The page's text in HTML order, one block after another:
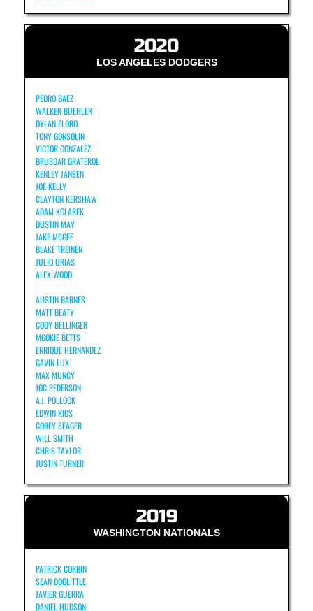
2020
LOS ANGELES DODGERS
PEDRO BAEZ
WALKER BUEHLER
DYLAN FLORO
TONY GONSOLIN
VICTOR GONZALEZ
BRUSDAR GRATEROL
KENLEY JANSEN
JOE KELLY
CLAYTON KERSHAW
ADAM KOLAREK
DUSTIN MAY
JAKE MCGEE
BLAKE TREINEN
JULIO URIAS
ALEX WOOD
AUSTIN BARNES
MATT BEATY
CODY BELLINGER
MOOKIE BETTS
ENRIQUE HERNANDEZ
GAVIN LUX
MAX MUNCY
JOC PEDERSON
A.J. POLLOCK
EDWIN RIOS
COREY SEAGER
WILL SMITH
CHRIS TAYLOR
JUSTIN TURNER
2019
WASHINGTON NATIONALS
PATRICK CORBIN
SEAN DOOLITTLE
JAVIER GUERRA
DANIEL HUDSON